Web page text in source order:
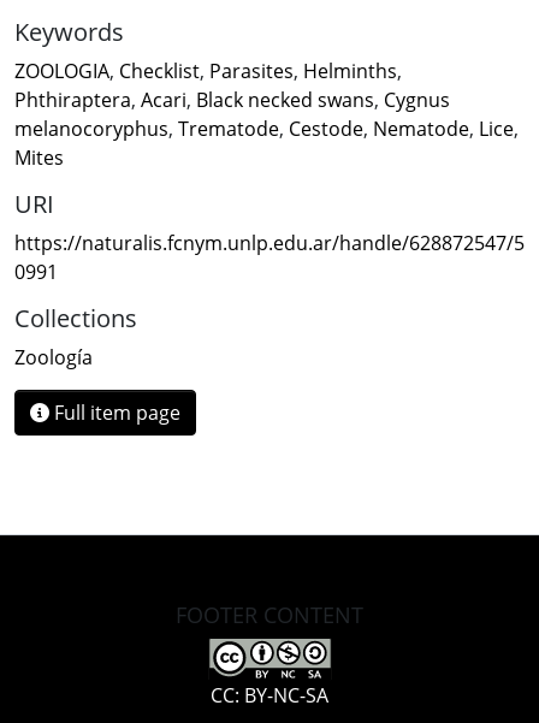
Keywords
ZOOLOGIA, Checklist, Parasites, Helminths,
Phthiraptera, Acari, Black necked swans, Cygnus
melanocoryphus, Trematode, Cestode, Nematode, Lice,
Mites
URI
https://naturalis.fcnym.unlp.edu.ar/handle/628872547/5
0991
Collections
Zoología
Full item page
FOOTER CONTENT
CC: BY-NC-SA